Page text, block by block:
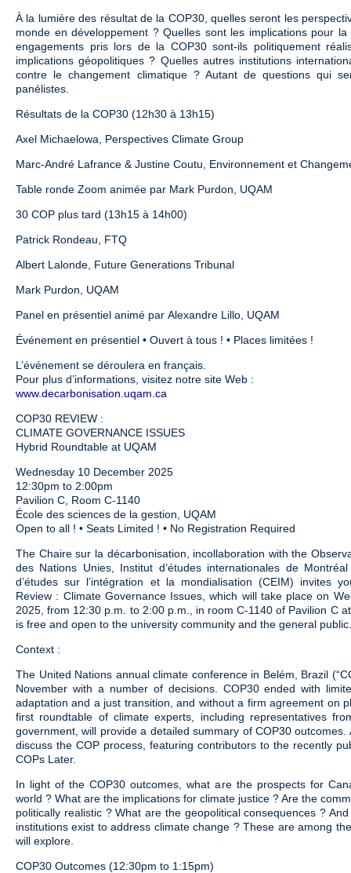
À la lumière des résultat de la COP30, quelles seront les
monde en développement ? Quelles sont les implications pour
engagements pris lors de la COP30 sont-ils politiquement
implications géopolitiques ? Quelles autres institutions
contre le changement climatique ? Autant de questions qui
panélistes.
Résultats de la COP30 (12h30 à 13h15)
Axel Michaelowa, Perspectives Climate Group
Marc-André Lafrance & Justine Coutu, Environnement et
Table ronde Zoom animée par Mark Purdon, UQAM
30 COP plus tard (13h15 à 14h00)
Patrick Rondeau, FTQ
Albert Lalonde, Future Generations Tribunal
Mark Purdon, UQAM
Panel en présentiel animé par Alexandre Lillo, UQAM
Événement en présentiel • Ouvert à tous ! • Places limitées !
L’événement se déroulera en français.
Pour plus d’informations, visitez notre site Web :
www.decarbonisation.uqam.ca
COP30 REVIEW :
CLIMATE GOVERNANCE ISSUES
Hybrid Roundtable at UQAM
Wednesday 10 December 2025
12:30pm to 2:00pm
Pavilion C, Room C-1140
École des sciences de la gestion, UQAM
Open to all ! • Seats Limited ! • No Registration Required
The Chaire sur la décarbonisation, incollaboration with the
des Nations Unies, Institut d’études internationales de
d’études sur l’intégration et la mondialisation (CEIM) invites
Review : Climate Governance Issues, which will take place on
2025, from 12:30 p.m. to 2:00 p.m., in room C-1140 of Pavilion C
is free and open to the university community and the general public.
Context :
The United Nations annual climate conference in Belém, Brazil
November with a number of decisions. COP30 ended with
adaptation and a just transition, and without a firm agreement on
first roundtable of climate experts, including representatives
government, will provide a detailed summary of COP30 outcomes.
discuss the COP process, featuring contributors to the recently
COPs Later.
In light of the COP30 outcomes, what are the prospects for
world ? What are the implications for climate justice ? Are the
politically realistic ? What are the geopolitical consequences ?
institutions exist to address climate change ? These are among
will explore.
COP30 Outcomes (12:30pm to 1:15pm)